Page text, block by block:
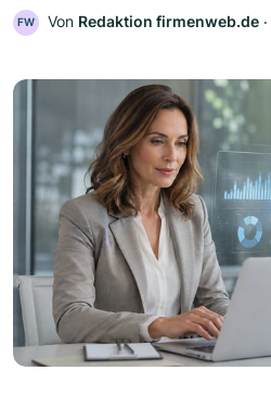
FW Von Redaktion firmenweb.de ‧